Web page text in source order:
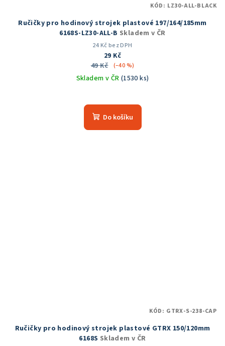
Ručičky pro hodinový strojek plastové 197/164/185mm
6168S-LZ30-ALL-B Skladem v ČR
24 Kč bez DPH
29 Kč
49 Kč
(–40 %)
Skladem v ČR (1530 ks)
hodnocení
produktu
Do košíku
KÓD: LZ30-ALL-BLACK
Ručičky pro hodinový strojek plastové GTRX 150/120mm
6168S Skladem v ČR
KÓD: GTRX-S-238-CAP